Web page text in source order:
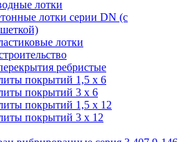
лотки
лотки серии DN (с
лотки
ребристые
покрытий 1,5 x 6
покрытий 3 x 6
покрытий 1,5 x 12
покрытий 3 x 12